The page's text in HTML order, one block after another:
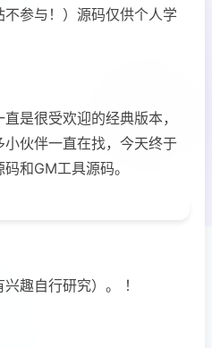
参与！）源码仅供个人学
是很受欢迎的经典版本，
伙伴一直在找，今天终于
和GM工具源码。
趣自行研究）。 ！